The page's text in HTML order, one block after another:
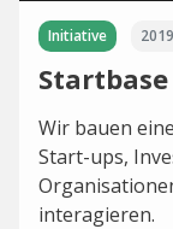
Initiative 2019
Startbase
Wir bauen
Start-ups,
interagieren.